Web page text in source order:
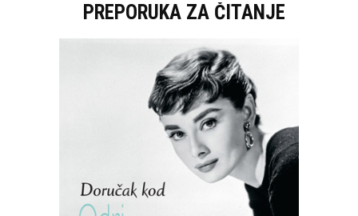
PREPORUKA ZA ČITANJE